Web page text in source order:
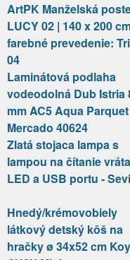
ArtPK Manželská
LUCY 02 | 140 x 200
farebné prevedenie:
04
Laminátová podlaha
vodeodolná Dub Istria
mm AC5 Aqua Parquet
Mercado 40624
Zlatá stojaca lampa s
lampou na čítanie
LED a USB portu -
Hnedý/krémovobiely
látkový detský kôš na
hračky ø 34x52 cm